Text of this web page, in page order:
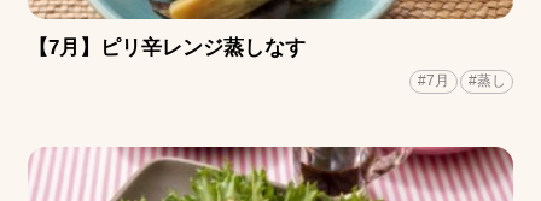
【7月】ピリ辛レンジ蒸しなす
#7月 #蒸し